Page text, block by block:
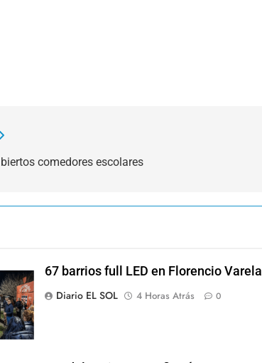
comedores escolares
67 barrios full LED en Florencio Varela
Diario EL SOL
4 Horas Atrás 0